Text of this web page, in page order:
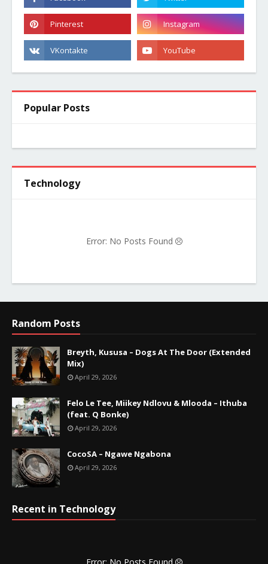
Popular Posts
Technology
Error: No Posts Found
Random Posts
Breyth, Kususa – Dogs At The Door (Extended
Mix)
April 29, 2026
Felo Le Tee, Miikey Ndlovu & Mlooda – Ithuba
(feat. Q Bonke)
April 29, 2026
CocoSA – Ngawe Ngabona
April 29, 2026
Recent in Technology